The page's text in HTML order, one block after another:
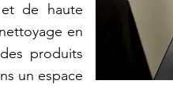
de haute
en
produits
un espace